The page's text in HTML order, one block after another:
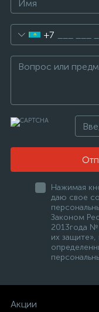
+7
Нажимая
даю свое
Законом
2013года
их защите»,
Акции